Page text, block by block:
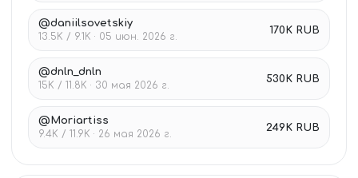
@daniilsovetskiy
13.5K / 9.1K · 05 июн. 2026 г.
170K RUB
@dnln_dnln
15K / 11.8K · 30 мая 2026 г.
530K RUB
@Moriartiss
9.4K / 11.9K · 26 мая 2026 г.
249K RUB